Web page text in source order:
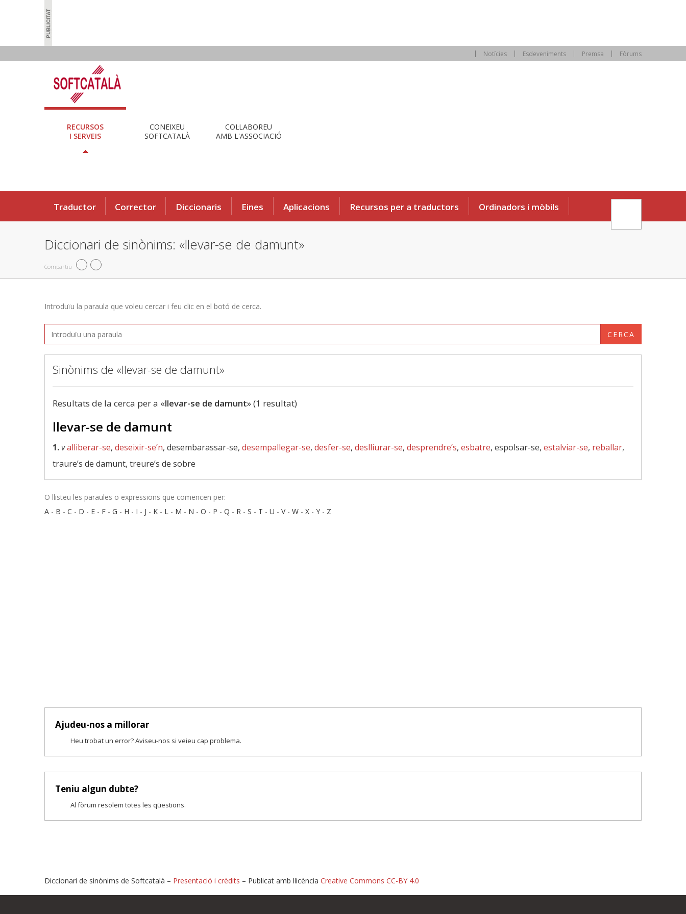
Notícies Esdeveniments Premsa Fòrums
RECURSOS
I SERVEIS
CONEIXEU
SOFTCATALÀ
COL·LABOREU
AMB L'ASSOCIACIÓ
Traductor Corrector Diccionaris Eines Aplicacions Recursos per a traductors Ordinadors i mòbils
Diccionari de sinònims: «llevar-se de damunt»
Compartiu
Introduïu la paraula que voleu cercar i feu clic en el botó de cerca.
CERCA
Sinònims de «llevar-se de damunt»
Resultats de la cerca per a «llevar-se de damunt» (1 resultat)
llevar-se de damunt
1.valliberar-se, deseixir-se’n, desembarassar-se, desempallegar-se, desfer-se, deslliurar-se, desprendre’s, esbatre, espolsar-se, estalviar-se, reballar,
traure’s de damunt, treure’s de sobre
O llisteu les paraules o expressions que comencen per:
A - B - C - D - E - F - G - H - I - J - K - L - M - N - O - P - Q - R - S - T - U - V- W - X - Y - Z
Ajudeu-nos a millorar
Heu trobat un error? Aviseu-nos si veieu cap problema.
Teniu algun dubte?
Al fòrum resolem totes les qüestions.
Diccionari de sinònims de Softcatalà – Presentació i crèdits – Publicat amb llicència Creative Commons CC-BY 4.0